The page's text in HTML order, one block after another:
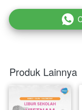
`
Produk Lainnya